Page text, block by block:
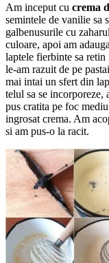
Am inceput cu crema
semintele de vanilie sa
galbenusurile cu
culoare, apoi am
laptele fierbinte sa
le-am razuit de pe
mai intai un sfert din
telul sa se
pus cratita pe foc
ingrosat crema. Am
si am pus-o la racit.